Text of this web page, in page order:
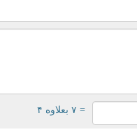
= ۷ بعلاوه ۴